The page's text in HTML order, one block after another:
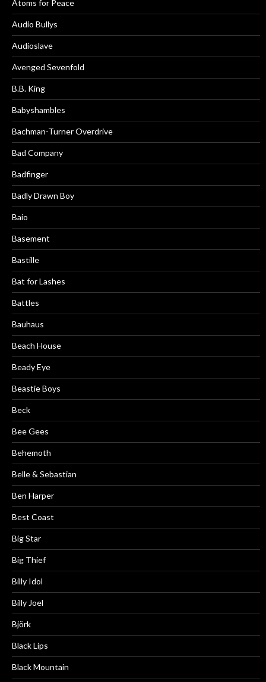
Atoms for Peace
Audio Bullys
Audioslave
Avenged Sevenfold
B.B. King
Babyshambles
Bachman-Turner Overdrive
Bad Company
Badfinger
Badly Drawn Boy
Baio
Basement
Bastille
Bat for Lashes
Battles
Bauhaus
Beach House
Beady Eye
Beastie Boys
Beck
Bee Gees
Behemoth
Belle & Sebastian
Ben Harper
Best Coast
Big Star
Big Thief
Billy Idol
Billy Joel
Björk
Black Lips
Black Mountain